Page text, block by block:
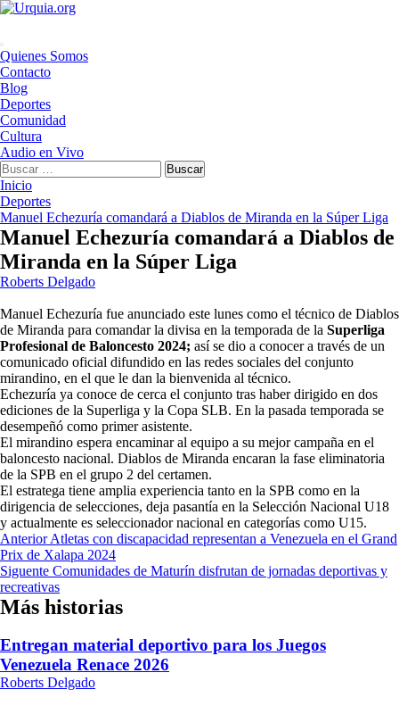
Saltar
Menú
principal
Quienes Somos
Contacto
Blog
Deportes
Comunidad
Cultura
Audio en Vivo
Buscar:
Inicio
Deportes
Manuel Echezuría comandará a Diablos de Miranda en la Súper Liga
Manuel Echezuría comandará a Diablos de
Miranda en la Súper Liga
Roberts Delgado
Manuel Echezuría fue anunciado este lunes como el técnico de Diablos
de Miranda para comandar la divisa en la temporada de la Superliga
Profesional de Baloncesto 2024; así se dio a conocer a través de un
comunicado oficial difundido en las redes sociales del conjunto
mirandino, en el que le dan la bienvenida al técnico.
Echezuría ya conoce de cerca el conjunto tras haber dirigido en dos
ediciones de la Superliga y la Copa SLB. En la pasada temporada se
desempeñó como primer asistente.
El mirandino espera encaminar al equipo a su mejor campaña en el
baloncesto nacional. Diablos de Miranda encaran la fase eliminatoria
de la SPB en el grupo 2 del certamen.
El estratega tiene amplia experiencia tanto en la SPB como en la
dirigencia de selecciones, deja pasantía en la Selección Nacional U18
y actualmente es seleccionador nacional en categorías como U15.
Navegación
de
entradas
AnteriorAtletas con discapacidad representan a Venezuela en el Grand
Prix de Xalapa 2024
Siguente Comunidades de Maturín disfrutan de jornadas deportivas y
recreativas
Más historias
Entregan material deportivo para los Juegos
Venezuela Renace 2026
Roberts Delgado